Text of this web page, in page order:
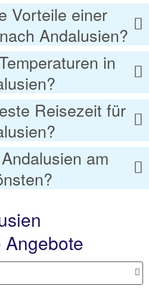
Vorteile einer
Andalusien?
in
Reisezeit für
am